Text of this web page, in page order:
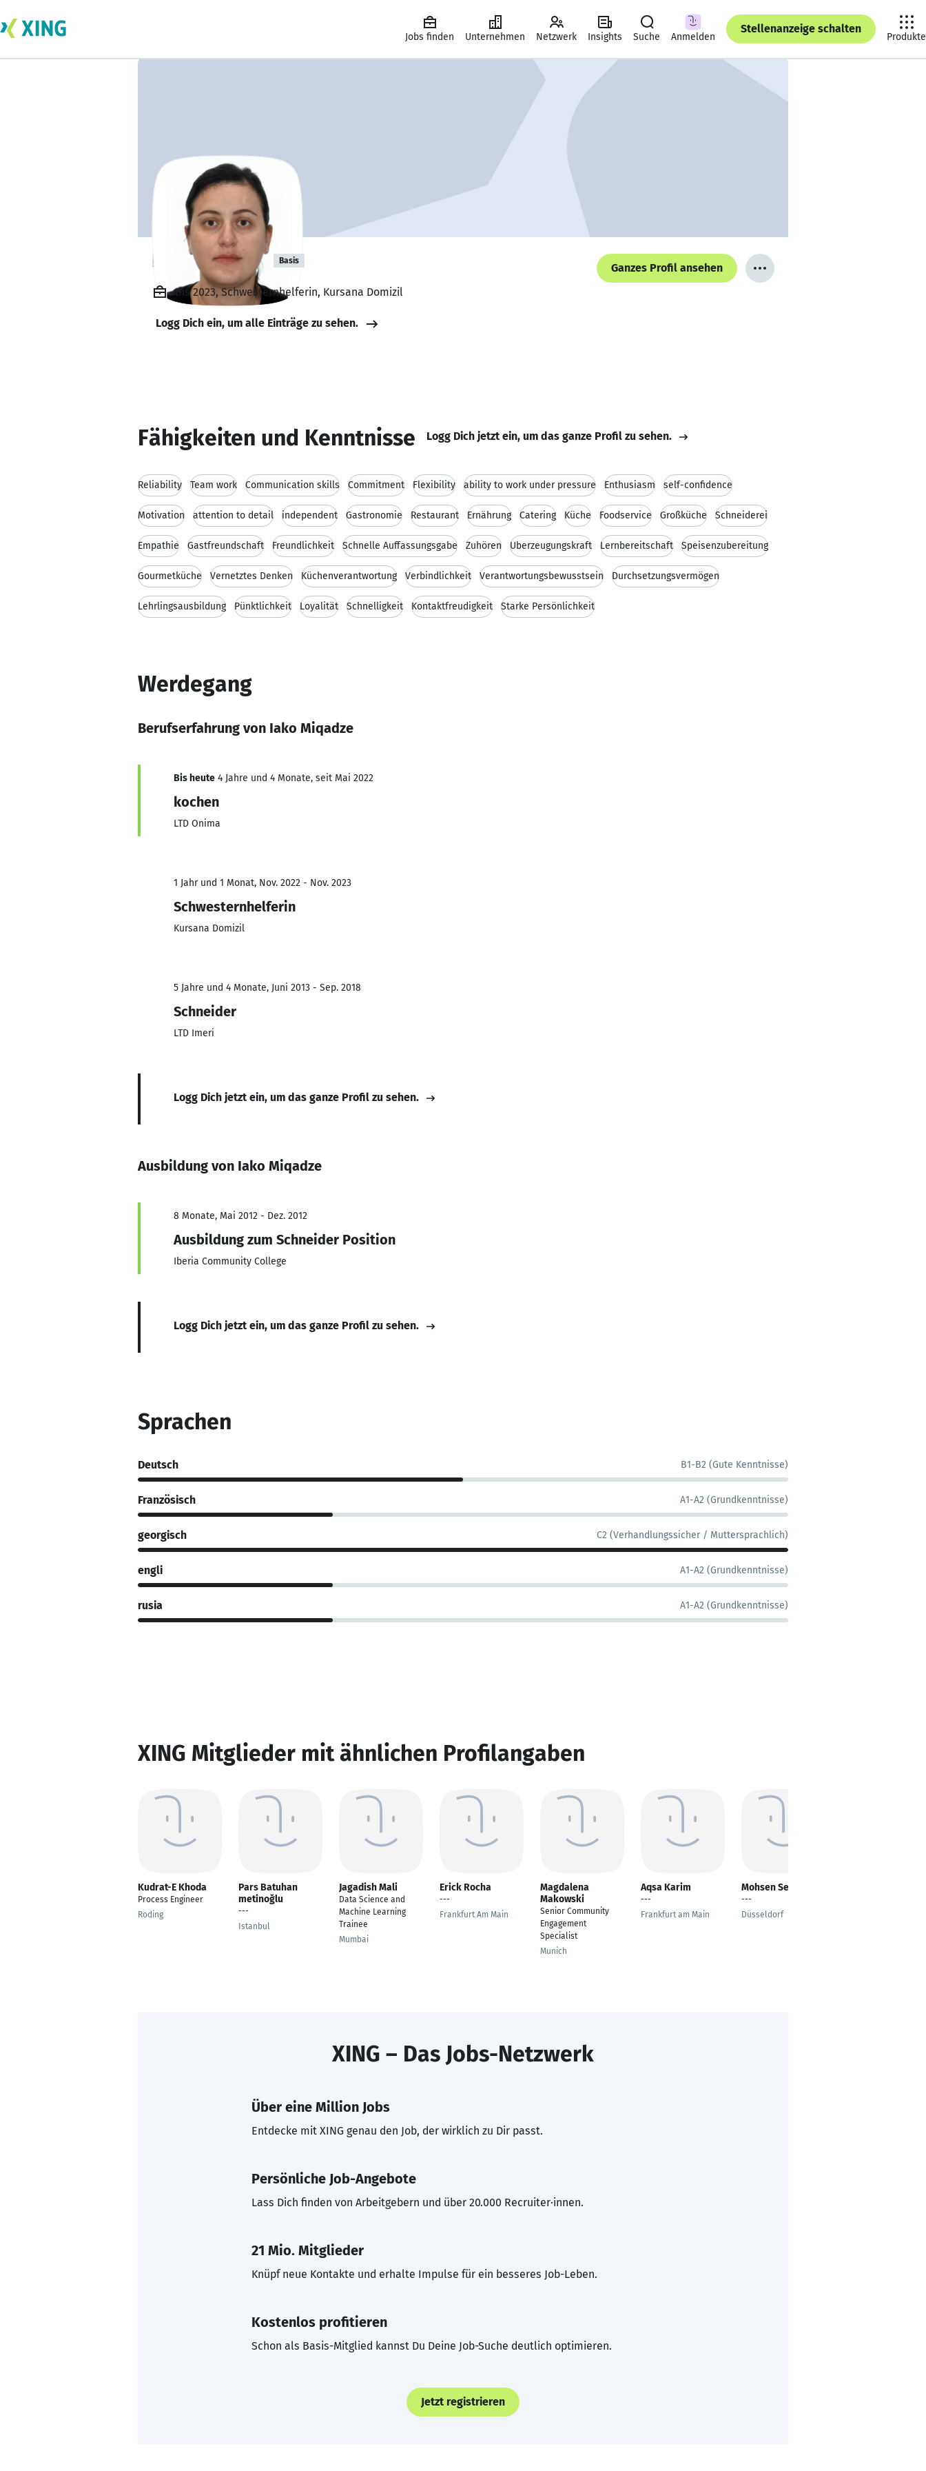
Jobs finden Unternehmen Netzwerk Insights Suche Anmelden
Stellenanzeige schalten
Produkte
Iako Miqadze Basis
Ganzes Profil ansehen
Bis 2023, Schwesternhelferin, Kursana Domizil
Logg Dich ein, um alle Einträge zu sehen.
Fähigkeiten und Kenntnisse Logg Dich jetzt ein, um das ganze Profil zu sehen.
Reliability Team work Communication skills Commitment Flexibility ability to work under pressure Enthusiasm self-confidence
Motivation attention to detail independent Gastronomie Restaurant Ernährung Catering Küche Foodservice Großküche Schneiderei
Empathie Gastfreundschaft Freundlichkeit Schnelle Auffassungsgabe Zuhören Überzeugungskraft Lernbereitschaft Speisenzubereitung
Gourmetküche Vernetztes Denken Küchenverantwortung Verbindlichkeit Verantwortungsbewusstsein Durchsetzungsvermögen
Lehrlingsausbildung Pünktlichkeit Loyalität Schnelligkeit Kontaktfreudigkeit Starke Persönlichkeit
Werdegang
Berufserfahrung von Iako Miqadze
Bis heute 4 Jahre und 4 Monate, seit Mai 2022
kochen
LTD Onima
1 Jahr und 1 Monat, Nov. 2022 - Nov. 2023
Schwesternhelferin
Kursana Domizil
5 Jahre und 4 Monate, Juni 2013 - Sep. 2018
Schneider
LTD Imeri
Logg Dich jetzt ein, um das ganze Profil zu sehen.
Ausbildung von Iako Miqadze
8 Monate, Mai 2012 - Dez. 2012
Ausbildung zum Schneider Position
Iberia Community College
Logg Dich jetzt ein, um das ganze Profil zu sehen.
Sprachen
Deutsch B1-B2 (Gute Kenntnisse)
Französisch A1-A2 (Grundkenntnisse)
georgisch C2 (Verhandlungssicher / Muttersprachlich)
engli A1-A2 (Grundkenntnisse)
rusia A1-A2 (Grundkenntnisse)
XING Mitglieder mit ähnlichen Profilangaben
Kudrat-E Khoda
Process Engineer
Roding
Pars Batuhan
metinoğlu
---
Istanbul
Jagadish Mali
Data Science and
Machine Learning
Trainee
Mumbai
Erick Rocha
---
Frankfurt Am Main
Magdalena
Makowski
Senior Community
Engagement
Specialist
Munich
Aqsa Karim
---
Frankfurt am Main
Mohsen Sepyani
---
Düsseldorf
XING – Das Jobs-Netzwerk
Über eine Million Jobs
Entdecke mit XING genau den Job, der wirklich zu Dir passt.
Persönliche Job-Angebote
Lass Dich finden von Arbeitgebern und über 20.000 Recruiter·innen.
21 Mio. Mitglieder
Knüpf neue Kontakte und erhalte Impulse für ein besseres Job-Leben.
Kostenlos profitieren
Schon als Basis-Mitglied kannst Du Deine Job-Suche deutlich optimieren.
Jetzt registrieren